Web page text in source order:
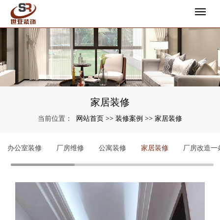
家居装修
当前位置： 网站首页 >> 装修案例 >> 家居装修
办公室装修 厂房维修 公寓装修 家居装修 厂房改造一